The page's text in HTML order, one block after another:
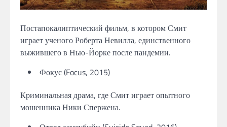
Постапокалиптический фильм, в котором Смит
играет ученого Роберта Невилла, единственного
выжившего в Нью-Йорке после пандемии.
Фокус (Focus, 2015)
Криминальная драма, где Смит играет опытного
мошенника Ники Спержена.